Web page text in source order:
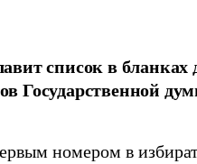
список в бланках
Государственной
номером в